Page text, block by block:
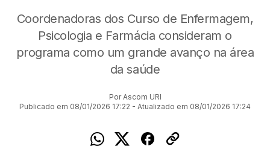
Coordenadoras dos Curso de Enfermagem,
Psicologia e Farmácia consideram o
programa como um grande avanço na área
da saúde
Por Ascom URI
Publicado em 08/01/2026 17:22 - Atualizado em 08/01/2026 17:24